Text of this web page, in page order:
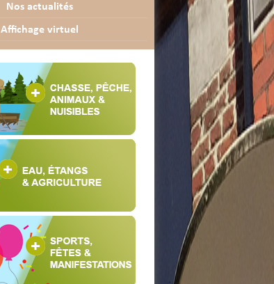
Nos actualités
Affichage virtuel